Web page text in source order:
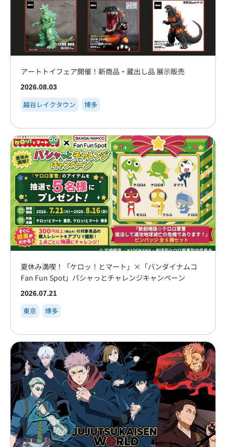
アートトイフェア開催！新商品・蔵出し品 展示販売
2026.08.03
越谷レイクタウン 博多
夏休み満喫！「ケロッ！とマート」×「バンダイナムコ
Fan Fun Spot」パシャっとチャレンジキャンペーン
2026.07.21
東京 博多